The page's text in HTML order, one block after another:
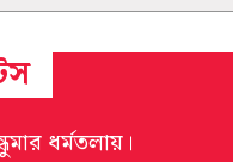
ধর্মতলায়।